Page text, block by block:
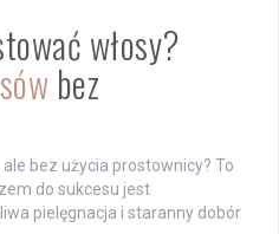
włosy?
bez
ale bez użycia prostownicy? To
do sukcesu jest
pielęgnacja i staranny dobór